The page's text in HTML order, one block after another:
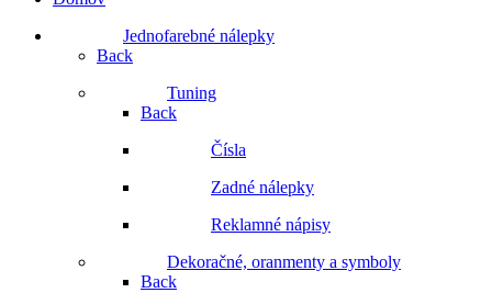
Jednofarebné nálepky
Back
Tuning
Back
Čísla
Zadné nálepky
Reklamné nápisy
Dekoračné, oranmenty a symboly
Back